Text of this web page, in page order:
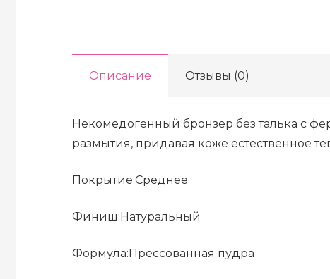
Описание Отзывы (0)
Некомедогенный бронзер без талька с
размытия, придавая коже естественное
Покрытие:Среднее
Финиш:Натуральный
Формула:Прессованная пудра